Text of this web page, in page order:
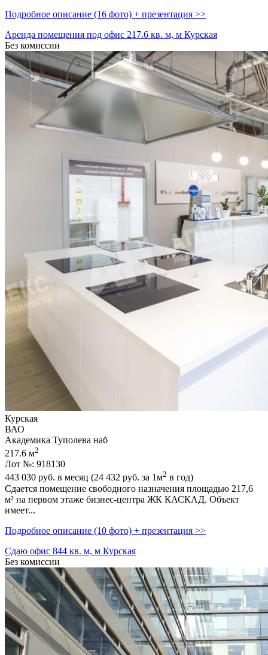
Подробное описание (16 фото) + презентация >>
Аренда помещения под офис 217.6 кв. м, м Курская
Без комиссии
Курская
ВАО
Академика Туполева наб
217.6 м2
Лот №: 918130
443 030 руб. в месяц (24 432 руб. за 1м2 в год)
Сдается помещение свободного назначения площадью 217,­6
м² на первом этаже бизнес-центра ЖК КАСКАД. Объект
имеет...
Подробное описание (10 фото) + презентация >>
Сдаю офис 844 кв. м, м Курская
Без комиссии